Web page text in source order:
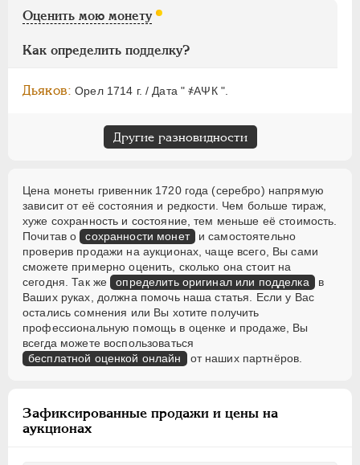
Дьяков ЗС
Семёнов: 150-3500 (R5!!)
Гиль : 2 (черта с точкой)
Оценить мою монету
Как определить подделку?
Дьяков: Орел 1714 г. / Дата " ҂АΨК ".
Другие разновидности
Цена монеты гривенник 1720 года (серебро) напрямую
зависит от её состояния и редкости. Чем больше тираж,
хуже сохранность и состояние, тем меньше её стоимость.
Почитав о сохранности монет и самостоятельно
проверив продажи на аукционах, чаще всего, Вы сами
сможете примерно оценить, сколько она стоит на
сегодня. Так же определить оригинал или подделка в
Ваших руках, должна помочь наша статья. Если у Вас
остались сомнения или Вы хотите получить
профессиональную помощь в оценке и продаже, Вы
всегда можете воспользоваться
бесплатной оценкой онлайн от наших партнёров.
Зафиксированные продажи и цены на
аукционах
НИКОЛАЙ I 1826-1855
АЛЕКСАНДР II
НИКОЛАЙ II 1894-1917
ИНОСТРАННЫЕ 1768-1918